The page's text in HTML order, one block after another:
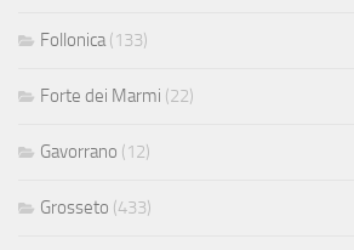
Follonica (133)
Forte dei Marmi (22)
Gavorrano (12)
Grosseto (433)